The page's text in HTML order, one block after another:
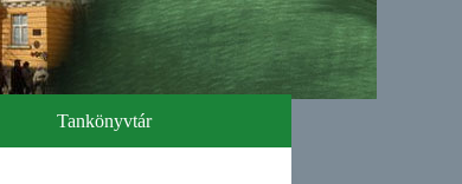
Tankönyvtár